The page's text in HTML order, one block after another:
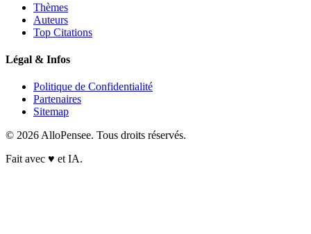
Thèmes
Auteurs
Top Citations
Légal & Infos
Politique de Confidentialité
Partenaires
Sitemap
© 2026 AlloPensee. Tous droits réservés.
Fait avec ♥ et IA.